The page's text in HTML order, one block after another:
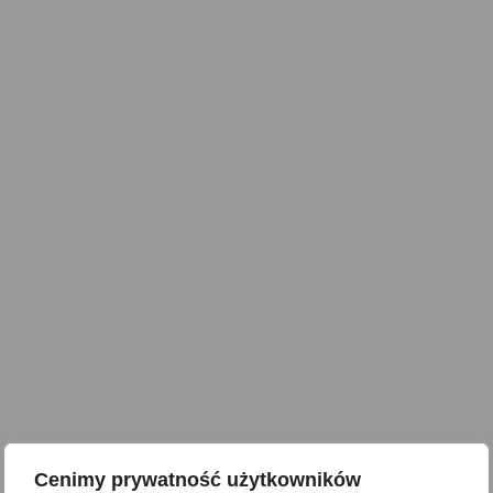
Cenimy prywatność użytkowników